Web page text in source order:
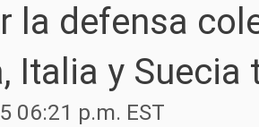
la defensa
Italia y
06:21 p.m. EST